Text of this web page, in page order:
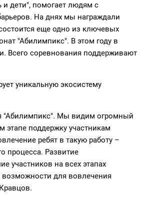
дети", помогает людям с
На днях мы награждали
еще одно из ключевых
"Абилимпикс". В этом году в
Всего соревнования поддерживают
уникальную экосистему
"Абилимпикс". Мы видим огромный
этапе поддержку участникам
ребят в такую работу –
процесса. Развитие
участников на всех этапах
для вовлечения